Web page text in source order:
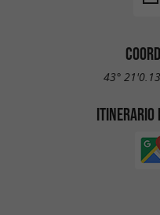
43°
ITINERARIO